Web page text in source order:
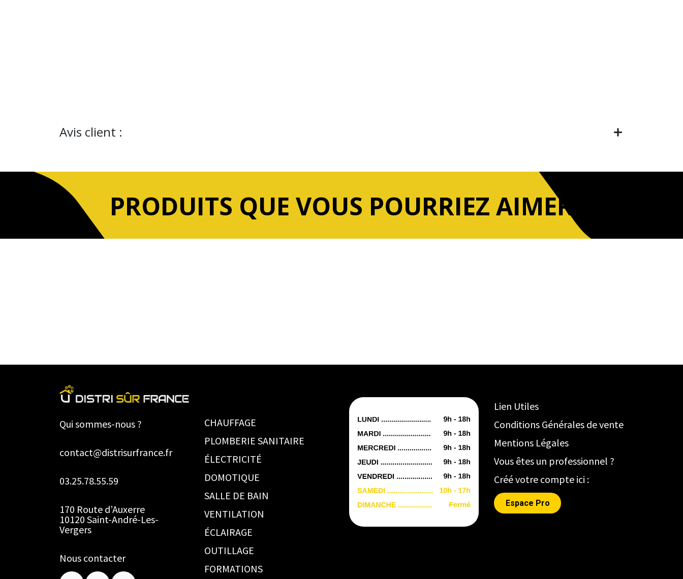
Avis client :
PRODUITS QUE VOUS POURRIEZ AIMER
Qui sommes-nous ?
contact@distrisurfrance.fr
03.25.78.55.59
170 Route d’Auxerre
10120 Saint-André-Les-
Vergers
Nous contacter
CHAUFFAGE
PLOMBERIE SANITAIRE
ÉLECTRICITÉ
DOMOTIQUE
SALLE DE BAIN
VENTILATION
ÉCLAIRAGE
OUTILLAGE
FORMATIONS
Lien Utiles
Conditions Générales de vente
Mentions Légales
Vous êtes un professionnel ?
Créé votre compte ici :
Espace Pro